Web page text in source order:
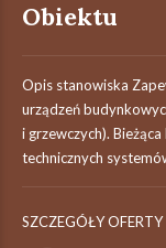
Obiektu
Opis stanowiska
urządzeń
i grzewczych).
technicznych
SZCZEGÓŁY OFERTY